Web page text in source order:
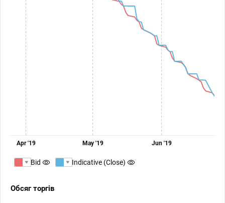
Apr '19 May '19 Jun '19
Bid Indicative (Close)
Обсяг торгів